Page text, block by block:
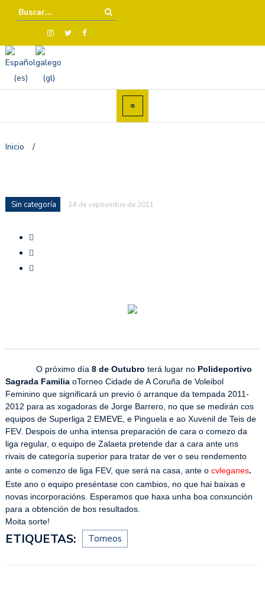
Inicio /
Sin categoría 24 de septiembre de 2011
O próximo día8 de Outubro terá lugar no Polideportivo
Sagrada Familia oTorneo Cidade de A Coruña de Voleibol
Feminino que significará un previo ó arranque da tempada 2011-
2012 para as xogadoras de Jorge Barrero, no que se medirán cos
equipos de Superliga 2 EMEVE, e Pinguela e ao Xuvenil de Teis de
FEV. Despois de unha intensa preparación de cara o comezo da
liga regular, o equipo de Zalaeta pretende dar a cara ante uns
rivais de categoría superior para tratar de ver o seu rendemento
ante o comenzo de liga FEV, que será na casa, ante ocvleganes.
Este ano o equipo preséntase con cambios, no que hai baixas e
novas incorporacións. Esperamos que haxa unha boa conxunción
para a obtención de bos resultados.
Moita sorte!
ETIQUETAS: Torneos